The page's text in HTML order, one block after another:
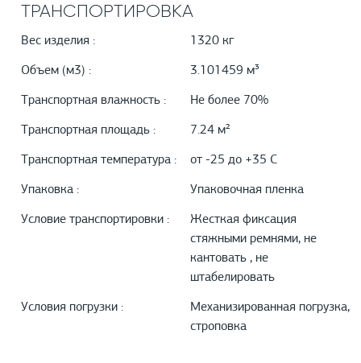
ТРАНСПОРТИРОВКА
Вес изделия : 1320 кг
Объем (м3) : 3.101459 м³
Транспортная влажность : Не более 70%
Транспортная площадь : 7.24 м²
Транспортная температура : от -25 до +35 С
Упаковка : Упаковочная пленка
Условие транспортировки :
Жесткая фиксация
стяжными ремнями, не
кантовать , не
штабелировать
Условия погрузки :
Механизированная погрузка,
строповка